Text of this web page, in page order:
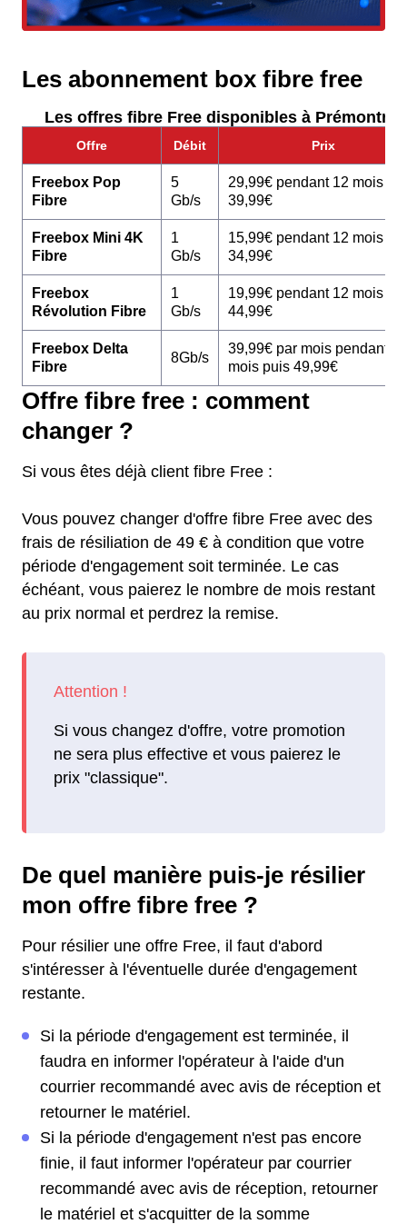
Les abonnement box fibre free
Les offres fibre Free disponibles à Prémontré :
Offre Débit Prix
Freebox Pop
Fibre
5
Gb/s
29,99€ pendant 12 mois
39,99€
Freebox Mini 4K
Fibre
1
Gb/s
15,99€ pendant 12 mois
34,99€
Freebox
Révolution Fibre
1
Gb/s
19,99€ pendant 12 mois
44,99€
Freebox Delta
Fibre
8Gb/s
39,99€ par mois pendant 12
mois puis 49,99€
Offre fibre free : comment
changer ?
Si vous êtes déjà client fibre Free :
Vous pouvez changer d'offre fibre Free avec des
frais de résiliation de 49 € à condition que votre
période d'engagement soit terminée. Le cas
échéant, vous paierez le nombre de mois restant
au prix normal et perdrez la remise.
Si vous changez d'offre, votre promotion
ne sera plus effective et vous paierez le
prix "classique".
De quel manière puis-je résilier
mon offre fibre free ?
Pour résilier une offre Free, il faut d'abord
s'intéresser à l'éventuelle durée d'engagement
restante.
Si la période d'engagement est terminée, il
faudra en informer l'opérateur à l'aide d'un
courrier recommandé avec avis de réception et
retourner le matériel.
Si la période d'engagement n'est pas encore
finie, il faut informer l'opérateur par courrier
recommandé avec avis de réception, retourner
le matériel et s'acquitter de la somme